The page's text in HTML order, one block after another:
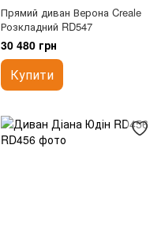
Прямий диван Верона Creale
Розкладний RD547
30 480 грн
Купити